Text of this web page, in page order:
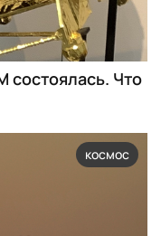
состоялась. Что
космос